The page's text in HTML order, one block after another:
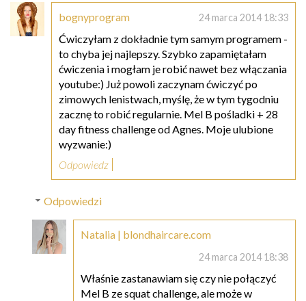
bognyprogram 24 marca 2014 18:33
Ćwiczyłam z dokładnie tym samym programem -
to chyba jej najlepszy. Szybko zapamiętałam
ćwiczenia i mogłam je robić nawet bez włączania
youtube:) Już powoli zaczynam ćwiczyć po
zimowych lenistwach, myślę, że w tym tygodniu
zacznę to robić regularnie. Mel B pośladki + 28
day fitness challenge od Agnes. Moje ulubione
wyzwanie:)
Odpowiedz
Odpowiedzi
Natalia | blondhaircare.com
24 marca 2014 18:38
Właśnie zastanawiam się czy nie połączyć
Mel B ze squat challenge, ale może w